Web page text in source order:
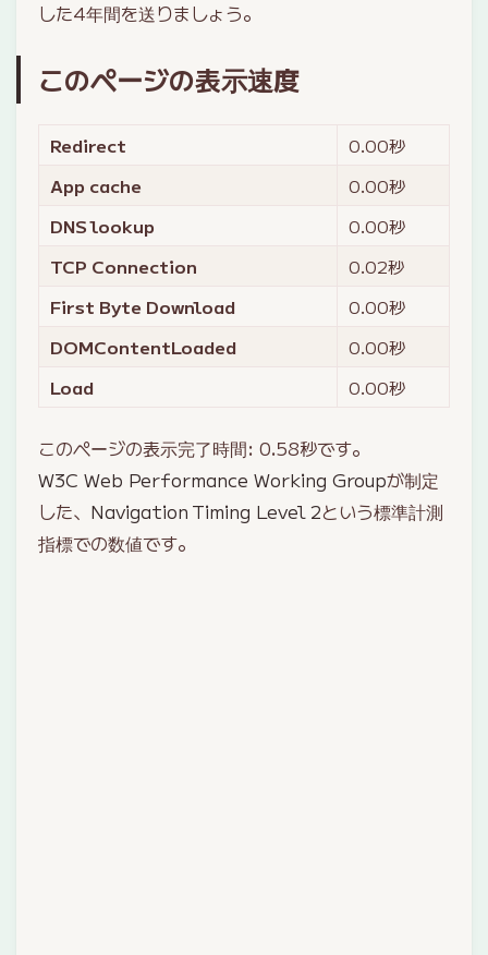
した4年間を送りましょう。
このページの表示速度
Redirect 0.00秒
App cache
0.00秒
DNS lookup
0.00秒
TCP Connection
0.02秒
First Byte Download
0.00秒
DOMContentLoaded
0.00秒
Load
0.00秒
このページの表示完了時間: 0.58秒です。
W3C Web Performance Working Groupが制定
した、 Navigation Timing Level 2という標準計測
指標での数値です。